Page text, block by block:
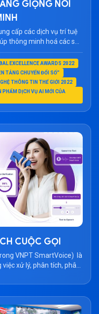
GIỌNG NÓI
cấp các dịch vụ trí tuệ
thông minh hoá các sản
dùng và giảm chi phí
thống phân tích cuộc gọi
Công […]
EXCELLENCE AWARDS 2022
TẢNG CHUYỂN ĐỔI SỐ”
THÔNG TIN THẾ GIỚI 2022
PHẨM DỊCH VỤ AI MỚI CỦA
CUỘC GỌI
VNPT SmartVoice) là
xử lý, phân tích, phân
dựa trên kết quả phân
[…]